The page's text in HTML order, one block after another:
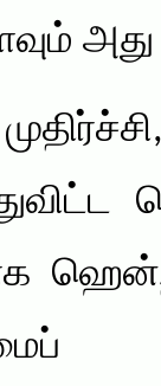
அது